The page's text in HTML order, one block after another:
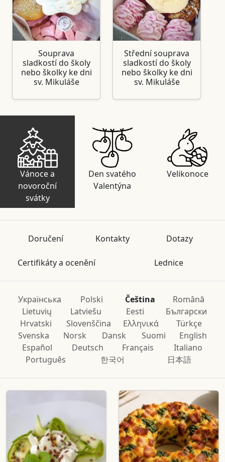
Souprava
sladkostí do školy
nebo školky ke dni
sv. Mikuláše
Střední souprava
sladkostí do školy
nebo školky ke dni
sv. Mikuláše
Vánoce a
novoroční
svátky
Den svatého
Valentýna
Velikonoce
Doručení Kontakty Dotazy
Certifikáty a ocenění Lednice
Українська Polski Čeština
Română
Lietuvių
Latviešu Eesti
Български
Hrvatski
Slovenščina Ελληνικά
Türkçe
Svenska
Norsk Dansk Suomi
English
Español
Deutsch Français
Italiano
Português
한국어 日本語